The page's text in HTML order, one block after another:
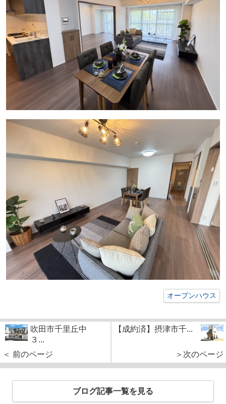
オープンハウス
吹田市千里丘中
３...
＜ 前のページ
【成約済】摂津市千...
＞次のページ
ブログ記事一覧を見る